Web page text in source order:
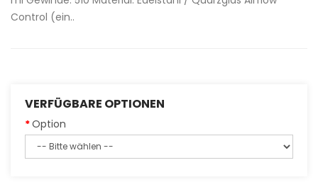
Control (ein..
VERFÜGBARE OPTIONEN
Option